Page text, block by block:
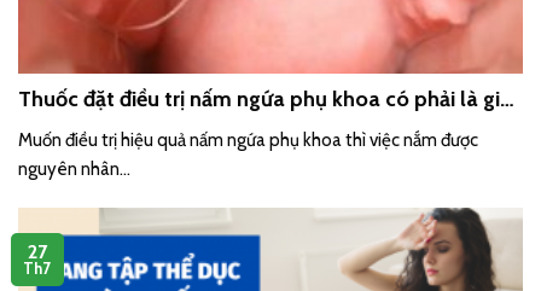
Thuốc đặt điều trị nấm ngứa phụ khoa có phải là giải
pháp tốt cho chị em phụ nữ?
Muốn điều trị hiệu quả nấm ngứa phụ khoa thì việc nắm được
nguyên nhân...
27
Th7